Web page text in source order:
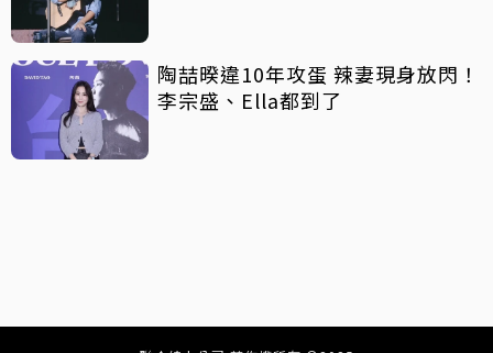
陶喆暌違10年攻蛋 辣妻現身放閃！
李宗盛、Ella都到了